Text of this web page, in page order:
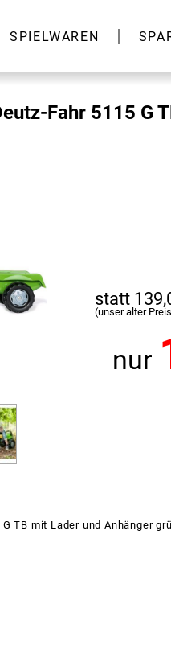
SPIELWAREN
Fahr 5115 G
statt
(unser alter
nur
TB mit Lader und Anhänger